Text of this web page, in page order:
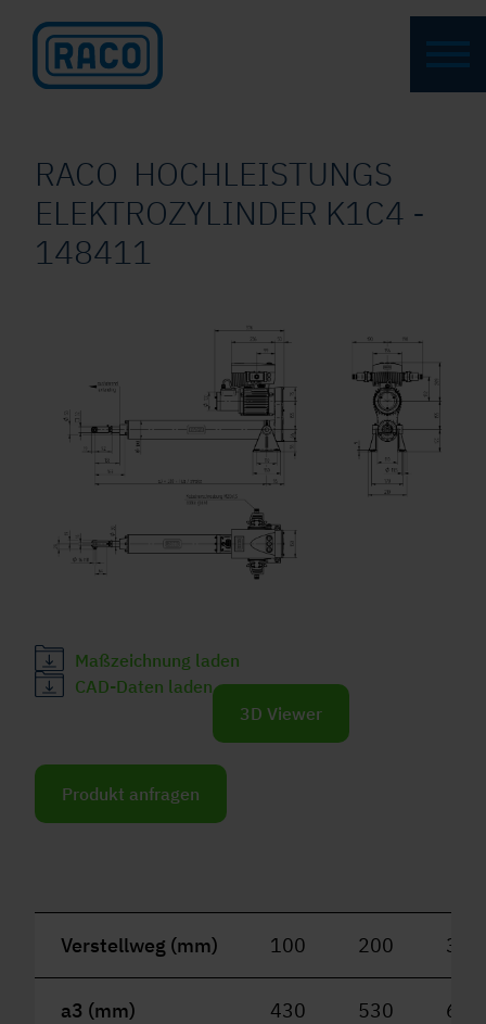
RACO HOCHLEISTUNGS
ELEKTROZYLINDER K1C4 -
148411
Maßzeichnung laden
CAD-Daten laden
3D Viewer
Produkt anfragen
Verstellweg (mm) 100 200 300
a3 (mm) 430 530 630